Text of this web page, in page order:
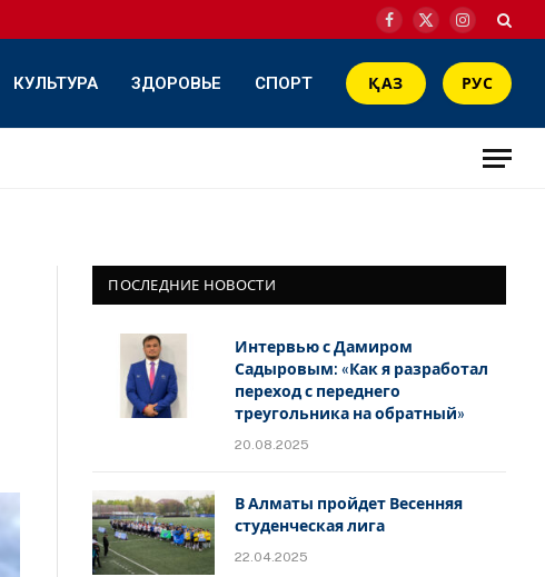
Facebook
X
Instagram
КУЛЬТУРА ЗДОРОВЬЕ СПОРТ ҚАЗ РУС
ПОСЛЕДНИЕ НОВОСТИ
Интервью с Дамиром
Садыровым: «Как я разработал
переход с переднего
треугольника на обратный»
20.08.2025
В Алматы пройдет Весенняя
студенческая лига
22.04.2025